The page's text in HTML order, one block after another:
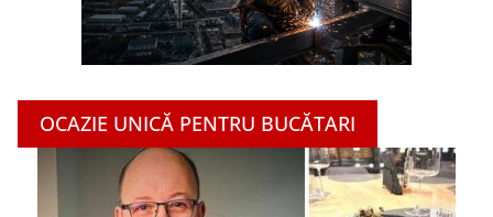
OCAZIE UNICĂ PENTRU BUCĂTARI